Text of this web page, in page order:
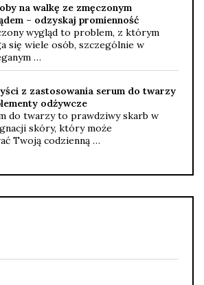
na walkę ze zmęczonym
– odzyskaj promienność
wygląd to problem, z którym
się wiele osób, szczególnie w
…
z zastosowania serum do twarzy
odżywcze
do twarzy to prawdziwy skarb w
skóry, który może
Twoją codzienną …